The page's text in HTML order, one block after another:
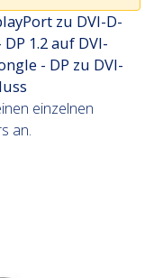
zu DVI-D-
1.2 auf DVI-
- DP zu DVI-
einzelnen
an.